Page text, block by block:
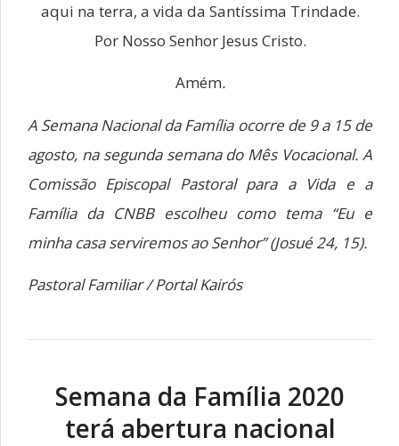
aqui na terra, a vida da Santíssima Trindade.
Por Nosso Senhor Jesus Cristo.
Amém.
A Semana Nacional da Família ocorre de 9 a 15 de
agosto, na segunda semana do Mês Vocacional. A
Comissão Episcopal Pastoral para a Vida e a
Família da CNBB escolheu como tema “Eu e
minha casa serviremos ao Senhor” (Josué 24, 15).
Pastoral Familiar / Portal Kairós
Semana da Família 2020
terá abertura nacional